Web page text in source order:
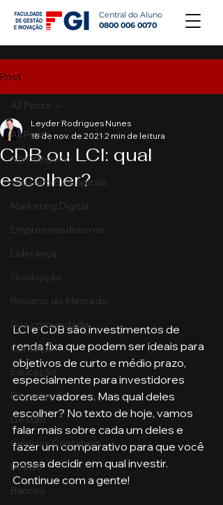
Central do Aluno
0800 006 0070
Post
All Posts
Agronegócio
Mercado de Capitais
Marketing Digital
Empreendedorismo
Liderança
Graduação
Resumo do Mercado
Sua comunidade
Começar
Educação
Emprego
Gestão
Ciências Contábeis
Direito
Bancos
All Posts
CDB ou LCI: qual
escolher?
Leyder Rodrigues Nunes
18 de nov. de 2021 2 min de leitura
LCI e CDB são investimentos de
renda fixa que podem ser ideais para
objetivos de curto e médio prazo,
especialmente para investidores
conservadores. Mas qual deles
escolher? No texto de hoje, vamos
falar mais sobre cada um deles e
fazer um comparativo para que você
possa decidir em qual investir.
Continue com a gente!